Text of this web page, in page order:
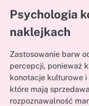
Psychologia
naklejkach
Zastosowanie barw
percepcji, ponieważ
konotacje kulturowe i
które mają
rozpoznawalność